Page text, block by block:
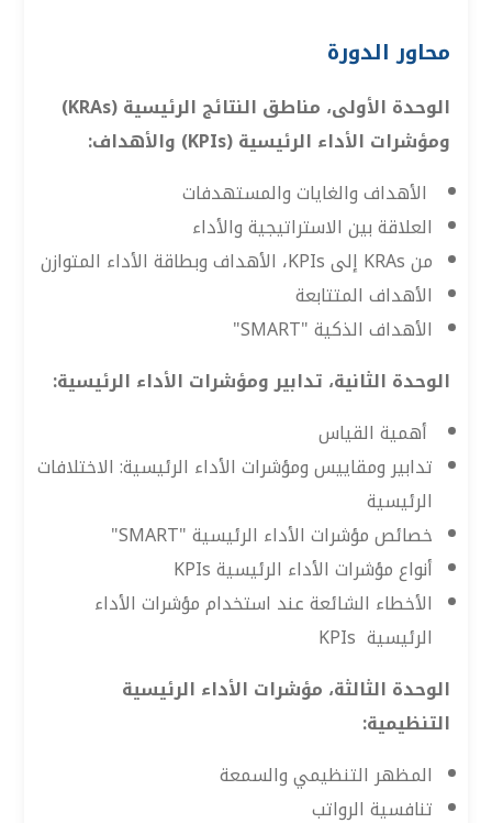
محاور الدورة
الوحدة الأولى، مناطق النتائج الرئيسية (KRAs)
ومؤشرات الأداء الرئيسية (KPIs) والأهداف:
الأهداف والغايات والمستهدفات
العلاقة بين الاستراتيجية والأداء
من KRAs إلى KPIs، الأهداف وبطاقة الأداء المتوازن
الأهداف المتتابعة
الأهداف الذكية "SMART"
الوحدة الثانية، تدابير ومؤشرات الأداء الرئيسية:
أهمية القياس
تدابير ومقاييس ومؤشرات الأداء الرئيسية: الاختلافات
الرئيسية
خصائص مؤشرات الأداء الرئيسية "SMART"
أنواع مؤشرات الأداء الرئيسية KPIs
الأخطاء الشائعة عند استخدام مؤشرات الأداء
الرئيسية KPIs
الوحدة الثالثة، مؤشرات الأداء الرئيسية
التنظيمية:
المظهر التنظيمي والسمعة
تنافسية الرواتب